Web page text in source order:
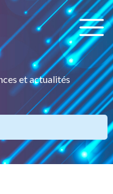
et actualités